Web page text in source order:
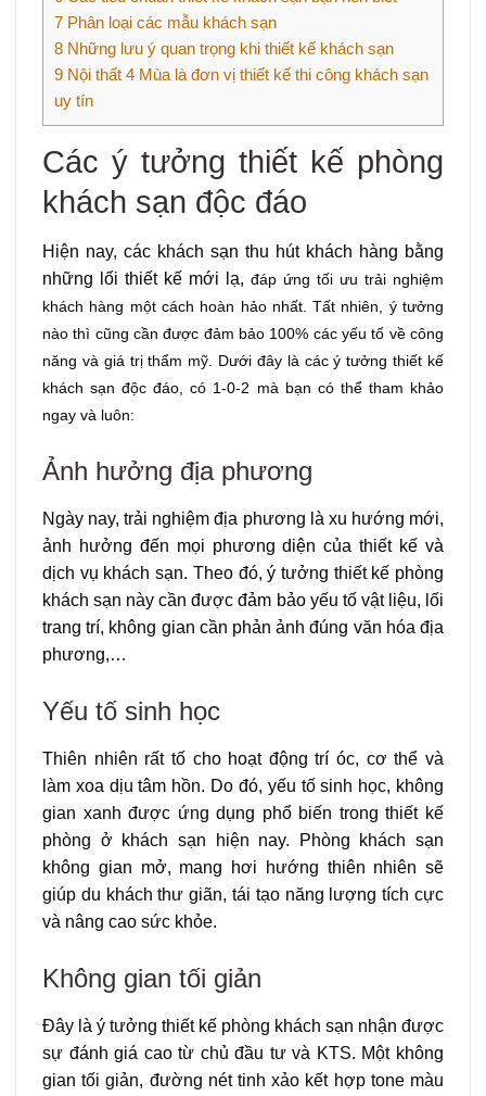
7 Phân loại các mẫu khách sạn
8 Những lưu ý quan trọng khi thiết kế khách sạn
9 Nội thất 4 Mùa là đơn vị thiết kế thi công khách sạn
uy tín
Các ý tưởng thiết kế phòng
khách sạn độc đáo
Hiện nay, các khách sạn thu hút khách hàng bằng
những lối thiết kế mới lạ, đáp ứng tối ưu trải nghiệm
khách hàng một cách hoàn hảo nhất. Tất nhiên, ý tưởng
nào thì cũng cần được đảm bảo 100% các yếu tố về công
năng và giá trị thẩm mỹ. Dưới đây là các ý tưởng thiết kế
khách sạn độc đáo, có 1-0-2 mà bạn có thể tham khảo
ngay và luôn:
Ảnh hưởng địa phương
Ngày nay, trải nghiệm địa phương là xu hướng mới,
ảnh hưởng đến mọi phương diện của thiết kế và
dịch vụ khách sạn. Theo đó, ý tưởng thiết kế phòng
khách sạn này cần được đảm bảo yếu tố vật liệu, lối
trang trí, không gian cần phản ảnh đúng văn hóa địa
phương,…
Yếu tố sinh học
Thiên nhiên rất tố cho hoạt động trí óc, cơ thể và
làm xoa dịu tâm hồn. Do đó, yếu tố sinh học, không
gian xanh được ứng dụng phổ biến trong thiết kế
phòng ở khách sạn hiện nay. Phòng khách sạn
không gian mở, mang hơi hướng thiên nhiên sẽ
giúp du khách thư giãn, tái tạo năng lượng tích cực
và nâng cao sức khỏe.
Không gian tối giản
Đây là ý tưởng thiết kế phòng khách sạn nhận được
sự đánh giá cao từ chủ đầu tư và KTS. Một không
gian tối giản, đường nét tinh xảo kết hợp tone màu